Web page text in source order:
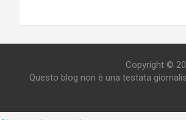
Copyright ©
Questo blog non è una testata